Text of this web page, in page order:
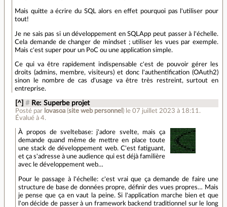
Mais quitte a écrire du SQL alors en effet pourquoi pas l'utiliser pour
tout!
Je ne sais pas si un développement en SQLApp peut passer à l'échelle.
Cela demande de changer de mindset ; utiliser les vues par exemple.
Mais c'est super pour un PoC ou une application simple.
Ce qui va être rapidement indispensable c'est de pouvoir gérer les
droits (admins, membre, visiteurs) et donc l'authentification (OAuth2)
sinon le nombre de cas d'usage va être très restreint, surtout en
entreprise.
[^] # Re: Superbe projet
Posté par lovasoa(site web personnel ) le 07 juillet 2023 à 18:11 .
Évalué à 4.
À propos de sveltebase: j'adore svelte, mais ça
demande quand même de mettre en place toute
une stack de développement web. C'est fatiguant,
et ça s'adresse à une audience qui est déjà familière
avec le développement web…
Pour le passage à l'échelle: c'est vrai que ça demande de faire une
structure de base de données propre, définir des vues propres… Mais
je pense que ça en vaut la peine. Si l'application marche bien et que
l'on décide de passer à un framework backend traditionnel sur le long